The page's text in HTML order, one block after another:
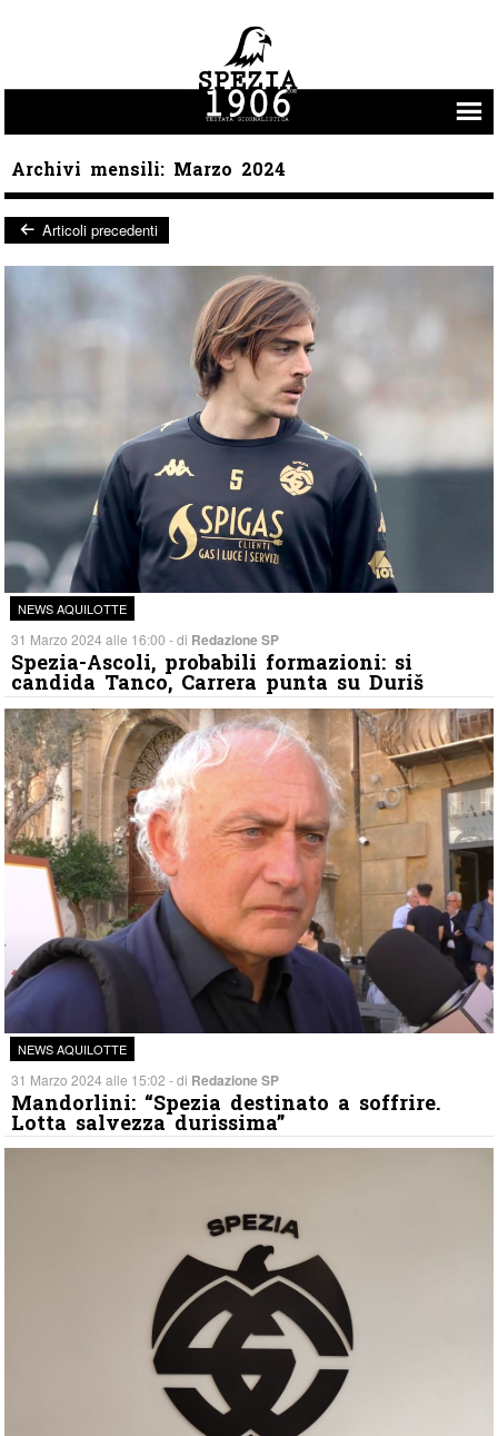
Archivi mensili: Marzo 2024
Post navigation
Articoli precedenti
NEWS AQUILOTTE
31 Marzo 2024 alle 16:00 - di Redazione SP
Spezia-Ascoli, probabili formazioni: si
candida Tanco, Carrera punta su Duriš
NEWS AQUILOTTE
31 Marzo 2024 alle 15:02 - di Redazione SP
Mandorlini: “Spezia destinato a soffrire.
Lotta salvezza durissima”